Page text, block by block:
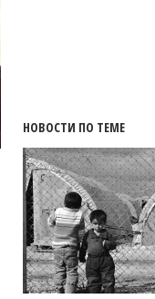
НОВОСТИ ПО ТЕМЕ